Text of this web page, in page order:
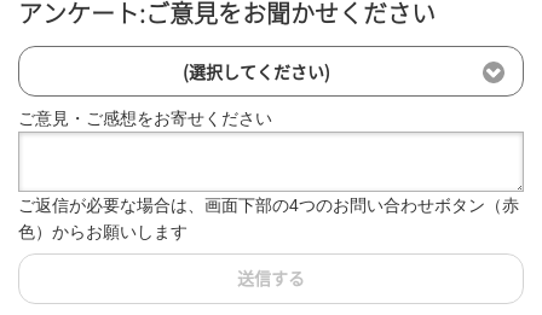
アンケート:ご意見をお聞かせください
(選択してください)
ご意見・ご感想をお寄せください
ご返信が必要な場合は、画面下部の4つのお問い合わせボタン（赤
色）からお願いします
送信する